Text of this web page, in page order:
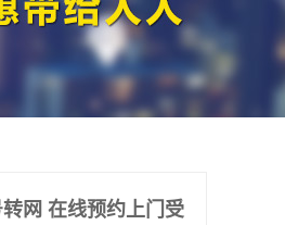
网 在线预约上门受